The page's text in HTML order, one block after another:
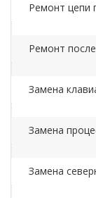
Ремонт цепи
Ремонт
Замена
Замена
Замена